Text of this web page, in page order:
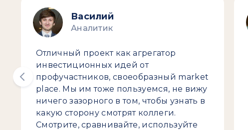
Василий
Аналитик
Отличный проект как агрегатор
инвестиционных идей от
профучастников, своеобразный market
place. Мы им тоже пользуемся, не вижу
ничего зазорного в том, чтобы узнать в
какую сторону смотрят коллеги.
Смотрите, сравнивайте, используйте